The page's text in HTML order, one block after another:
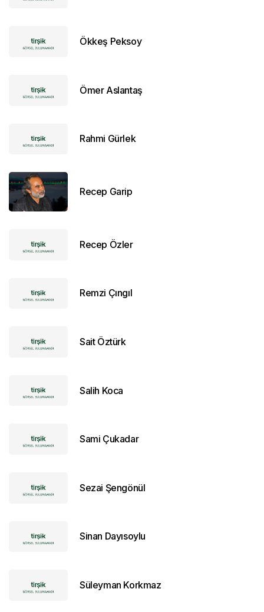
Ökkeş Peksoy
Ömer Aslantaş
Rahmi Gürlek
Recep Garip
Recep Özler
Remzi Çıngıl
Sait Öztürk
Salih Koca
Sami Çukadar
Sezai Şengönül
Sinan Dayısoylu
Süleyman Korkmaz